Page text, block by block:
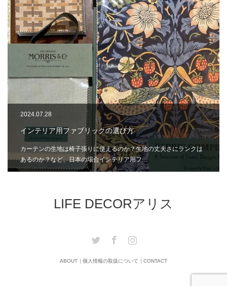
2024.07.28
インテリア用ファブリックの選び方
カーテンの生地は椅子張りに使えるのか？生地の丈夫さにランクは
あるのか？など、日本の場合インテリア用フ…
LIFE DECORアリス
Twitter Facebook
ABOUT 個人情報の取扱について CONTACT